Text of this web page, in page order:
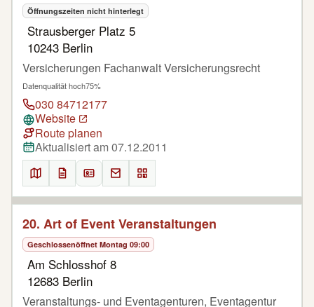
Öffnungszeiten nicht hinterlegt
Strausberger Platz 5
10243 Berlin
Versicherungen Fachanwalt Versicherungsrecht
Datenqualität hoch75%
030 84712177
Website
Route planen
Aktualisiert am 07.12.2011
20. Art of Event Veranstaltungen
Geschlossenöffnet Montag 09:00
Am Schlosshof 8
12683 Berlin
Veranstaltungs- und Eventagenturen, Eventagentur